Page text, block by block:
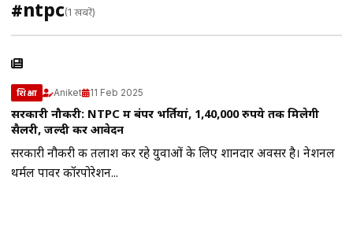
#ntpc(1 खबरें)
शिक्षा Aniket 11 Feb 2025
सरकारी नौकरी: NTPC में बंपर भर्तियां, 1,40,000 रुपये तक मिलेगी
सैलरी, जल्दी करें आवेदन
सरकारी नौकरी की तलाश कर रहे युवाओं के लिए शानदार अवसर है। नेशनल
थर्मल पावर कॉरपोरेशन...